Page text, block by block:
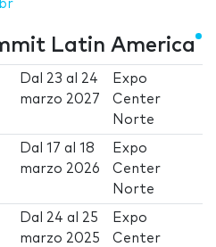
Latin America
Dal 23 al 24
marzo 2027
Expo
Center
Norte
Dal17 al18
marzo 2026
Expo
Center
Norte
Dal 24 al 25
marzo 2025
Expo
Center